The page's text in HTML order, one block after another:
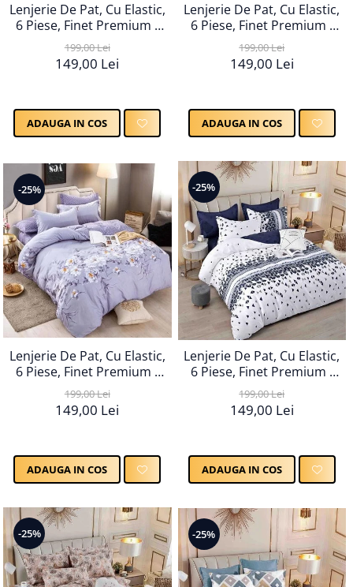
Lenjerie De Pat, Cu Elastic,
6 Piese, Finet Premium -
LPBF6PE95
199,00 Lei
149,00 Lei
ADAUGA IN COS
Lenjerie De Pat, Cu Elastic,
6 Piese, Finet Premium -
LPBF6PE96
199,00 Lei
149,00 Lei
ADAUGA IN COS
-25%
Lenjerie De Pat, Cu Elastic,
6 Piese, Finet Premium -
LPBF6PE97
199,00 Lei
149,00 Lei
ADAUGA IN COS
-25%
Lenjerie De Pat, Cu Elastic,
6 Piese, Finet Premium -
LPBF6PE98
199,00 Lei
149,00 Lei
ADAUGA IN COS
-25% -25%